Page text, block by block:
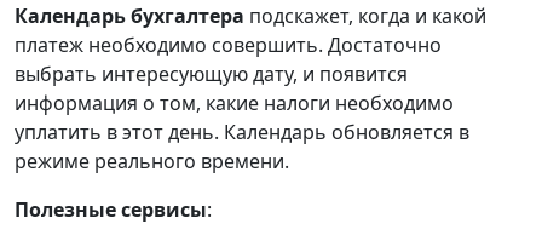
Календарьбухгалтера подскажет, когда и какой
платеж необходимо совершить. Достаточно
выбрать интересующую дату, и появится
информация о том, какие налоги необходимо
уплатить в этот день. Календарь обновляется в
режиме реального времени.
Полезные сервисы: